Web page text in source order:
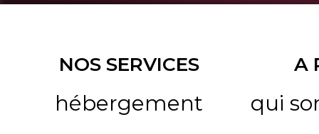
NOS SERVICES
hébergement
A
qui